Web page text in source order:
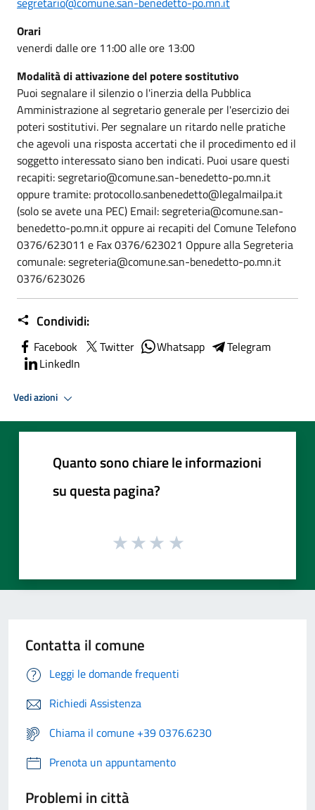
Orari
venerdi dalle ore 11:00 alle ore 13:00
Modalità di attivazione del potere sostitutivo
Puoi segnalare il silenzio o l'inerzia della Pubblica
Amministrazione al segretario generale per l'esercizio dei
poteri sostitutivi. Per segnalare un ritardo nelle pratiche
che agevoli una risposta accertati che il procedimento ed il
soggetto interessato siano ben indicati. Puoi usare questi
recapiti: segretario@comune.san-benedetto-po.mn.it
oppure tramite: protocollo.sanbenedetto@legalmailpa.it
(solo se avete una PEC) Email: segreteria@comune.san-
benedetto-po.mn.it oppure ai recapiti del Comune Telefono
0376/623011 e Fax 0376/623021 Oppure alla Segreteria
comunale: segreteria@comune.san-benedetto-po.mn.it
0376/623026
Condividi:
Facebook Twitter Whatsapp
Telegram
LinkedIn
Vedi azioni
Quanto sono chiare le informazioni
su questa pagina?
Contatta il comune
Leggi le domande frequenti
Richiedi Assistenza
Chiama il comune +39 0376.6230
Prenota un appuntamento
Problemi in città